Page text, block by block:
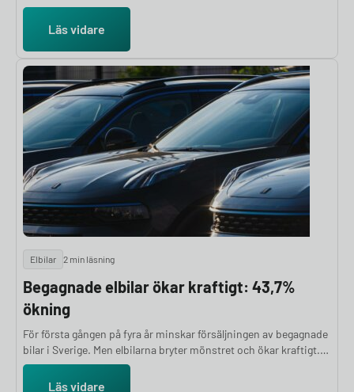
budgetelbilsmarknaden. Med ett förväntat startpris runt 300
000 kronor och världspremiär planerad till mitten av 2026,
elbilar från Nissan, Citroën och MG.
Läs vidare
Elbilar 2 min läsning
Begagnade elbilar ökar kraftigt: 43,7%
ökning
För första gången på fyra år minskar försäljningen av begagnade
bilar i Sverige. Men elbilarna bryter mönstret och ökar kraftigt.
Det presenterar Kvdbil i senaste rapport. Läs vidare om varför
fler nu väljer begagnade elbilar.
Läs vidare